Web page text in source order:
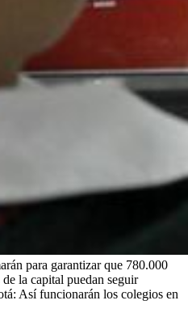
para garantizar que 780.000
la capital puedan seguir
Así funcionarán los colegios en